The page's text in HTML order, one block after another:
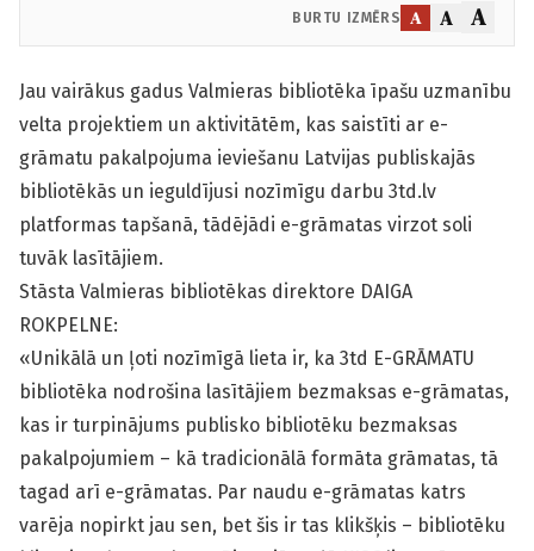
BURTU IZMĒRS A A A
Jau vairākus gadus Valmieras bibliotēka īpašu uzmanību
velta projektiem un aktivitātēm, kas saistīti ar e-
grāmatu pakalpojuma ieviešanu Latvijas publiskajās
bibliotēkās un ieguldījusi nozīmīgu darbu 3td.lv
platformas tapšanā, tādējādi e-grāmatas virzot soli
tuvāk lasītājiem.
Stāsta Valmieras bibliotēkas direktore DAIGA
ROKPELNE:
«Unikālā un ļoti nozīmīgā lieta ir, ka 3td E-GRĀMATU
bibliotēka nodrošina lasītājiem bezmaksas e-grāmatas,
kas ir turpinājums publisko bibliotēku bezmaksas
pakalpojumiem – kā tradicionālā formāta grāmatas, tā
tagad arī e-grāmatas. Par naudu e-grāmatas katrs
varēja nopirkt jau sen, bet šis ir tas klikšķis – bibliotēku